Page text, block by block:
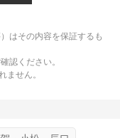
はその内容を保証するも
認ください。
ません。